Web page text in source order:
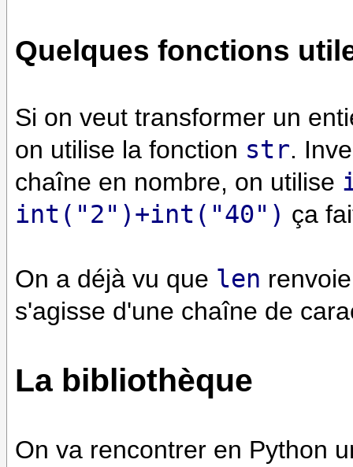
Quelques fonctions
Si on veut transformer un
on utilise la fonction str.
chaîne en nombre, on utilise
int("2")+int("40") ça
On a déjà vu que len
s'agisse d'une chaîne de
La bibliothèque
On va rencontrer en Python